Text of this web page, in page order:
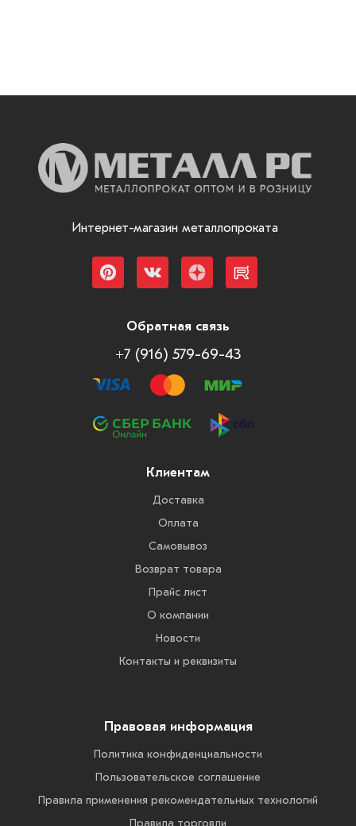
Интернет-магазин металлопроката
Обратная связь
+7 (916) 579-69-43
Клиентам
Доставка
Оплата
Самовывоз
Возврат товара
Прайс лист
О компании
Новости
Контакты и реквизиты
Правовая информация
Политика конфиденциальности
Пользовательское соглашение
Правила применения рекомендательных технологий